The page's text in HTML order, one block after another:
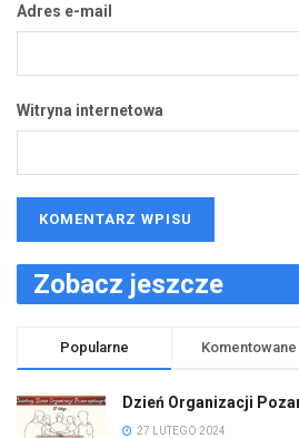
Adres e-mail
Witryna internetowa
Zobacz jeszcze
Popularne Komentowane
Dzień Organizacji
27 LUTEGO 2024